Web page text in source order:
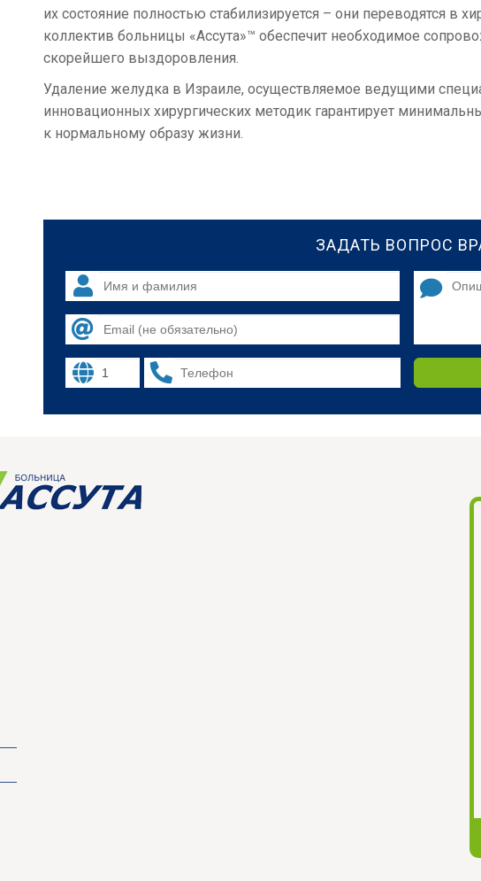
их состояние полностью стабилизируется – они переводятся в
коллектив больницы «Ассута»™ обеспечит необходимое
скорейшего выздоровления.
Удаление желудка в Израиле, осуществляемое ведущими
инновационных хирургических методик гарантирует
к нормальному образу жизни.
ЗАДАТЬ ВОПРОС